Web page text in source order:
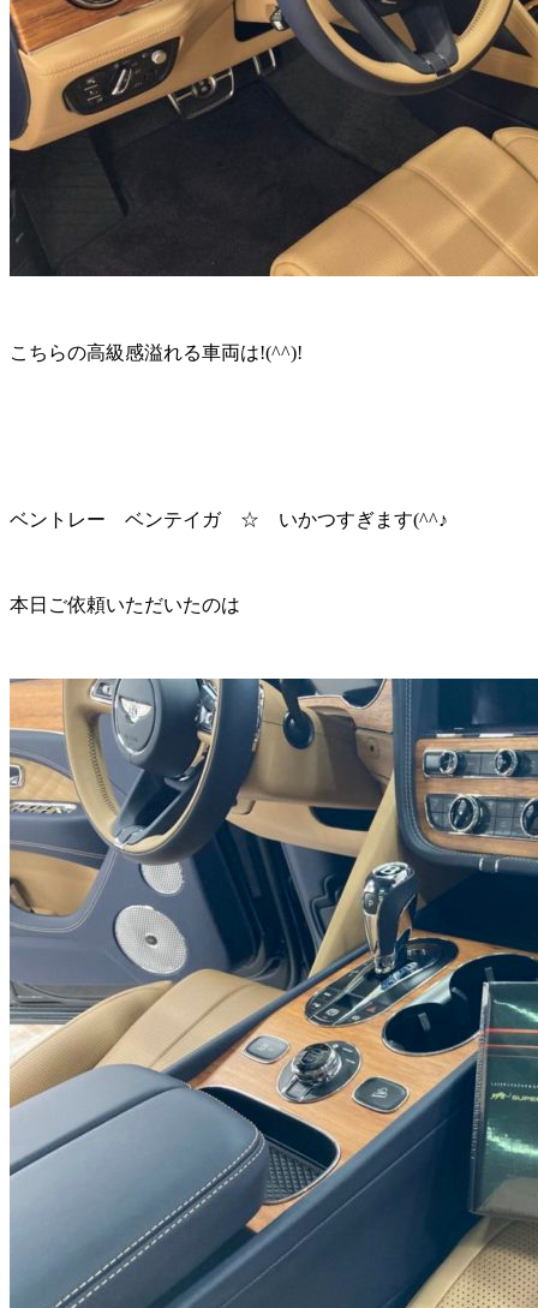
こちらの高級感溢れる車両は!(^^)!
ベントレー ベンテイガ ☆ いかつすぎます(^^♪
本日ご依頼いただいたのは